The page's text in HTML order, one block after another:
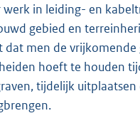
werk in leiding- en
gebied en
dat men de
hoeft te houden
tijdelijk uitplaatsen